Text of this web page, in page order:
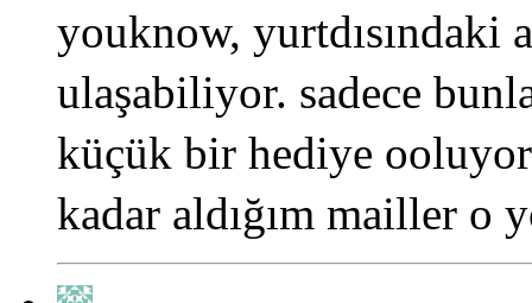
youknow, yurtdısındaki
ulaşabiliyor. sadece
küçük bir hediye
kadar aldığım mailler o